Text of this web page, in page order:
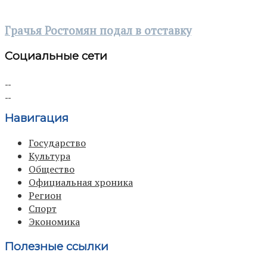
Грачья Ростомян подал в отставку
Социальные сети
Навигация
Государство
Культура
Общество
Официальная хроника
Регион
Спорт
Экономика
Полезные ссылки